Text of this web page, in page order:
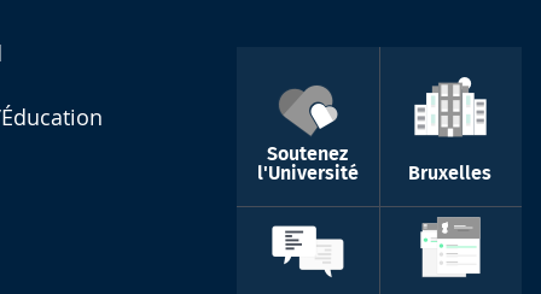
Soutenez
l'Université
Bruxelles